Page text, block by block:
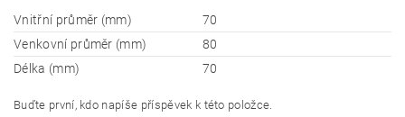
Vnitřní průměr (mm)
70
Venkovní průměr (mm)
80
Délka (mm)
70
Buďte první, kdo napíše příspěvek k této položce.